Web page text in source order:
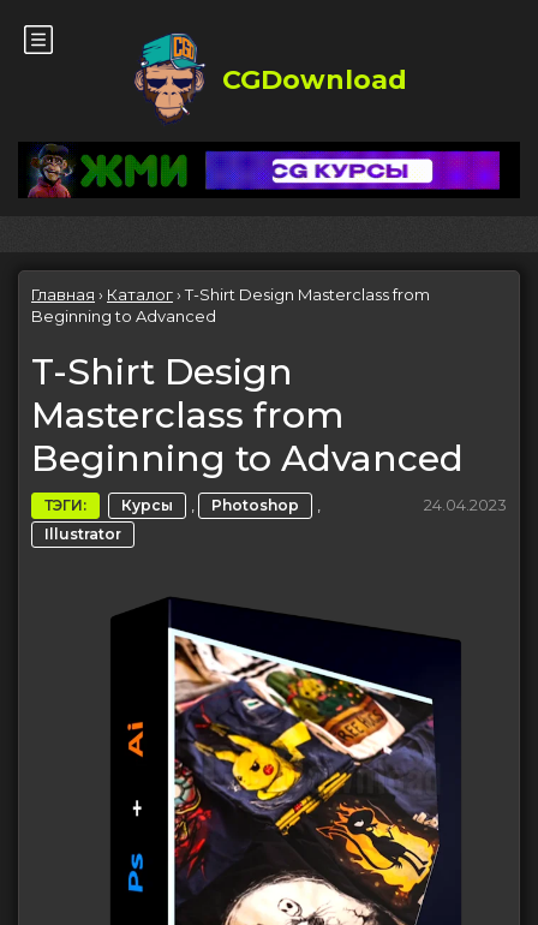
CGDownload
Главная › Каталог›T-Shirt Design Masterclass from
Beginning to Advanced
T-Shirt Design
Masterclass from
Beginning to Advanced
ТЭГИ: Курсы , Photoshop ,
Illustrator
24.04.2023